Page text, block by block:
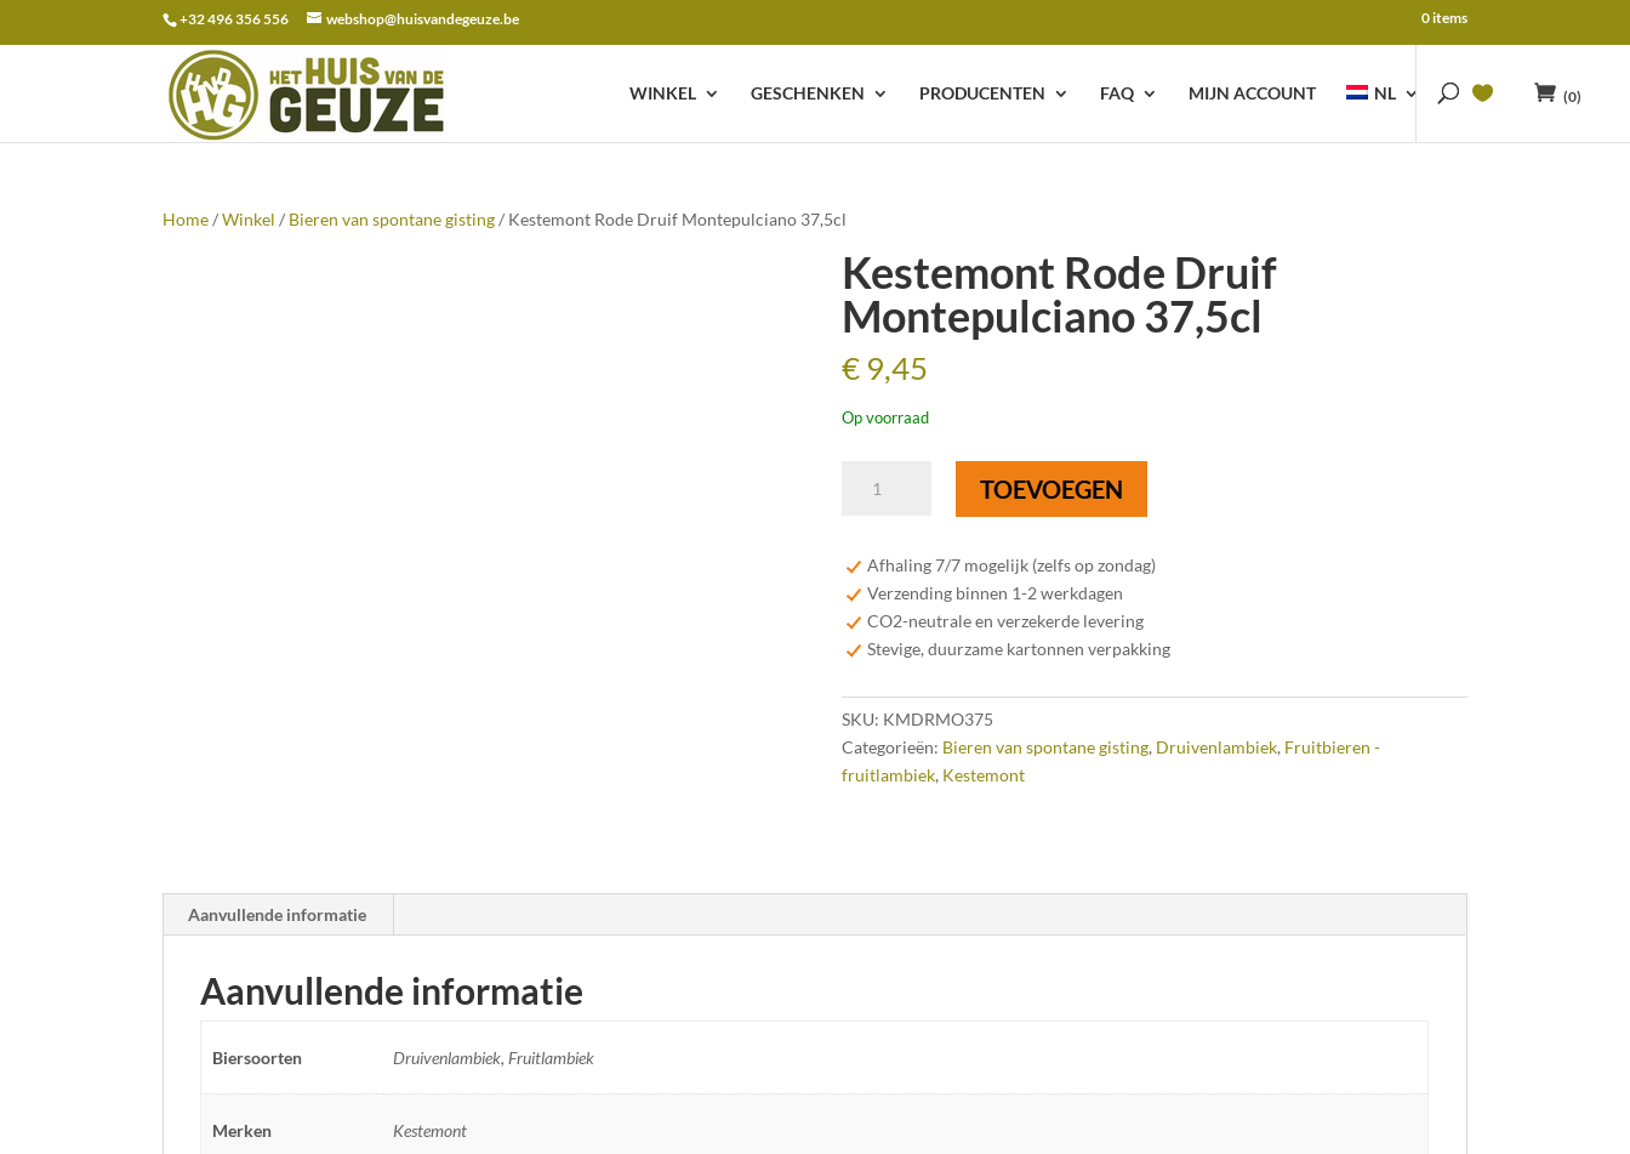
+32 496 356 556 webshop@huisvandegeuze.be 0 items
WINKEL GESCHENKEN PRODUCENTEN FAQ MIJN ACCOUNT NL (0)
Zoeken
naar:
Home/Winkel / Bieren van spontane gisting/ Kestemont Rode Druif Montepulciano 37,5cl
Kestemont Rode Druif
Montepulciano 37,5cl
€9,45
Op voorraad
Rode
Montepulciano
37,5cl
aantal
TOEVOEGEN
Afhaling 7/7 mogelijk (zelfs op zondag)
Verzending binnen 1-2 werkdagen
CO2-neutrale en verzekerde levering
Stevige, duurzame kartonnen verpakking
SKU: KMDRMO375
Categorieën: Bieren van spontane gisting, Druivenlambiek, Fruitbieren -
fruitlambiek, Kestemont
Aanvullende informatie
Aanvullende informatie
Biersoorten Druivenlambiek, Fruitlambiek
Merken Kestemont